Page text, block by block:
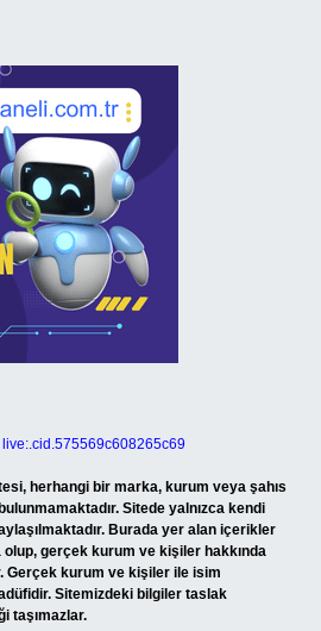
live:.cid.575569c608265c69
herhangi bir marka, kurum veya şahıs
Sitede yalnızca kendi
Burada yer alan içerikler
olup, gerçek kurum ve kişiler hakkında
Gerçek kurum ve kişiler ile isim
Sitemizdeki bilgiler taslak
taşımazlar.